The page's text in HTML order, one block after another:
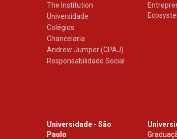
The Institution
Universidade
Colégios
Chancelaria
Andrew Jumper (CPAJ)
Responsabilidade Social
Universidade - São
Paulo